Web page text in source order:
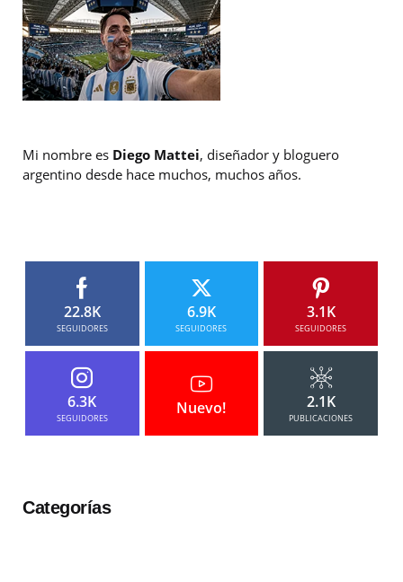
Mi nombre es Diego Mattei, diseñador y bloguero
argentino desde hace muchos, muchos años.
22.8K
SEGUIDORES
6.9K
SEGUIDORES
3.1K
SEGUIDORES
6.3K
SEGUIDORES
Nuevo! 2.1K
PUBLICACIONES
Categorías